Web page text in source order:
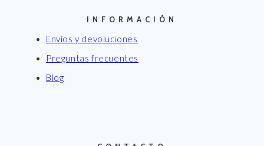
INFORMACIÓN
Envíos y devoluciones
Preguntas frecuentes
Blog